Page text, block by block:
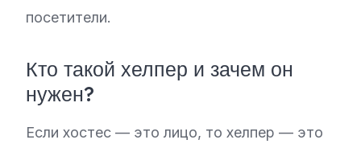
посетители.
Кто такой хелпер и зачем он
нужен?
Если хостес — это лицо, то хелпер — это